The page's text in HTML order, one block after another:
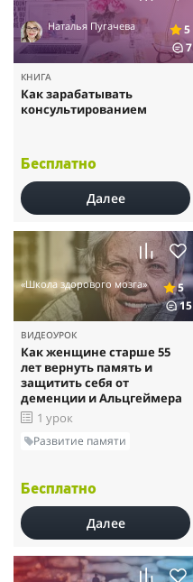
Наталья Пугачева
5
7
КНИГА
Как зарабатывать
консультированием
Бесплатно
Далее
«Школа здорового мозга»
5
15
ВИДЕОУРОК
Как женщине старше 55
лет вернуть память и
защитить себя от
деменции и Альцгеймера
1 урок
Развитие памяти
Бесплатно
Далее